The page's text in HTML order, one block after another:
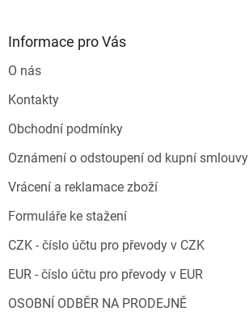
Informace pro Vás
O nás
Kontakty
Obchodní podmínky
Oznámení o odstoupení od kupní smlouvy
Vrácení a reklamace zboží
Formuláře ke stažení
CZK - číslo účtu pro převody v CZK
EUR - číslo účtu pro převody v EUR
OSOBNÍ ODBĚR NA PRODEJNĚ